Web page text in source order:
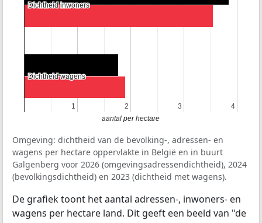
1
1 2
2 3
3 4
4
Dichtheid inwoners
Dichtheid inwoners
Dichtheid wagens
Dichtheid wagens
aantal per hectare
Omgeving: dichtheid van de bevolking-, adressen- en
wagens per hectare oppervlakte in België en in buurt
Galgenberg voor 2026 (omgevingsadressendichtheid), 2024
(bevolkingsdichtheid) en 2023 (dichtheid met wagens).
De grafiek toont het aantal adressen-, inwoners- en
wagens per hectare land. Dit geeft een beeld van "de